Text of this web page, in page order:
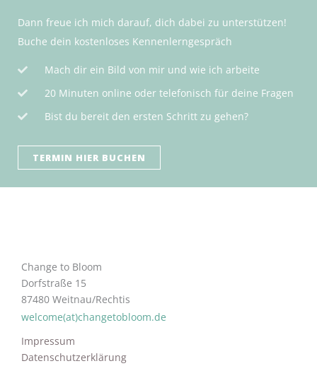
Dann freue ich mich darauf, dich dabei zu unterstützen!
Buche dein kostenloses Kennenlerngespräch
Mach dir ein Bild von mir und wie ich arbeite
20 Minuten online oder telefonisch für deine Fragen
Bist du bereit den ersten Schritt zu gehen?
TERMIN HIER BUCHEN
Change to Bloom
Dorfstraße 15
87480 Weitnau/Rechtis
welcome(at)changetobloom.de
Impressum
Datenschutzerklärung